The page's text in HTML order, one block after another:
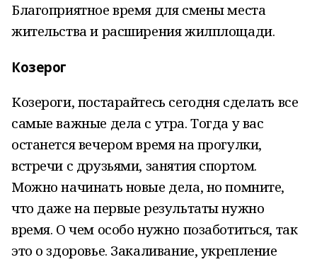
Благоприятное время для смены места
жительства и расширения жилплощади.
Козерог
Козероги, постарайтесь сегодня сделать все
самые важные дела с утра. Тогда у вас
останется вечером время на прогулки,
встречи с друзьями, занятия спортом.
Можно начинать новые дела, но помните,
что даже на первые результаты нужно
время. О чем особо нужно позаботиться, так
это о здоровье. Закаливание, укрепление